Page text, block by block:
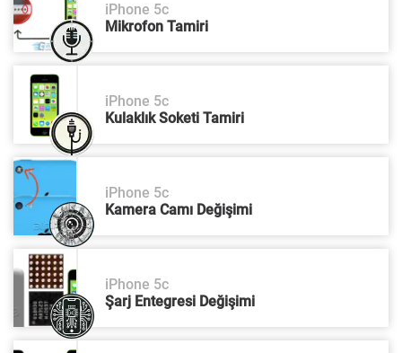
iPhone 5c
Mikrofon Tamiri
iPhone 5c
Kulaklık Soketi Tamiri
iPhone 5c
Kamera Camı Değişimi
iPhone 5c
Şarj Entegresi Değişimi